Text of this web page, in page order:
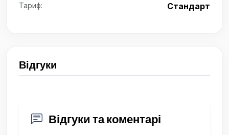
Тариф: Стандарт
Відгуки
Відгуки та коментарі